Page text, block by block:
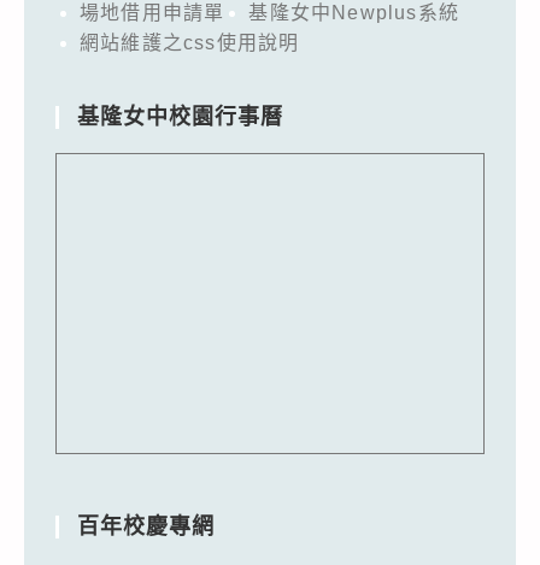
場地借用申請單
基隆女中Newplus系統
網站維護之css使用說明
基隆女中校園行事曆
百年校慶專網